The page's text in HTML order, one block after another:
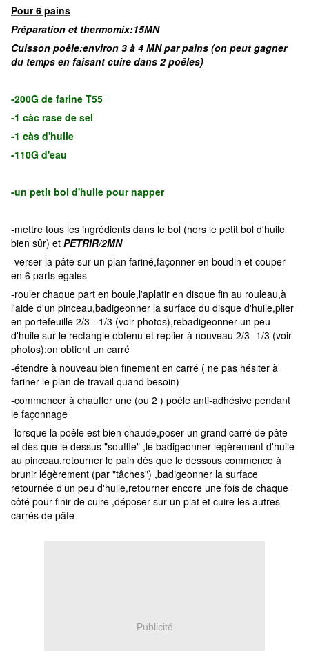
Pour 6 pains
Préparation et thermomix:15MN
Cuisson poêle:environ 3 à 4 MN par pains (on peut gagner
du temps en faisant cuire dans 2 poêles)
-200G de farine T55
-1 càc rase de sel
-1 càs d'huile
-110G d'eau
-un petit bol d'huile pour napper
-mettre tous les ingrédients dans le bol (hors le petit bol d'huile
bien sûr) et PETRIR/2MN
-verser la pâte sur un plan fariné,façonner en boudin et couper
en 6 parts égales
-rouler chaque part en boule,l'aplatir en disque fin au rouleau,à
l'aide d'un pinceau,badigeonner la surface du disque d'huile,plier
en portefeuille 2/3 - 1/3 (voir photos),rebadigeonner un peu
d'huile sur le rectangle obtenu et replier à nouveau 2/3 -1/3 (voir
photos):on obtient un carré
-étendre à nouveau bien finement en carré ( ne pas hésiter à
fariner le plan de travail quand besoin)
-commencer à chauffer une (ou 2 ) poêle anti-adhésive pendant
le façonnage
-lorsque la poêle est bien chaude,poser un grand carré de pâte
et dès que le dessus "souffle" ,le badigeonner légèrement d'huile
au pinceau,retourner le pain dès que le dessous commence à
brunir légèrement (par "tâches") ,badigeonner la surface
retournée d'un peu d'huile,retourner encore une fois de chaque
côté pour finir de cuire ,déposer sur un plat et cuire les autres
carrés de pâte
Publicité